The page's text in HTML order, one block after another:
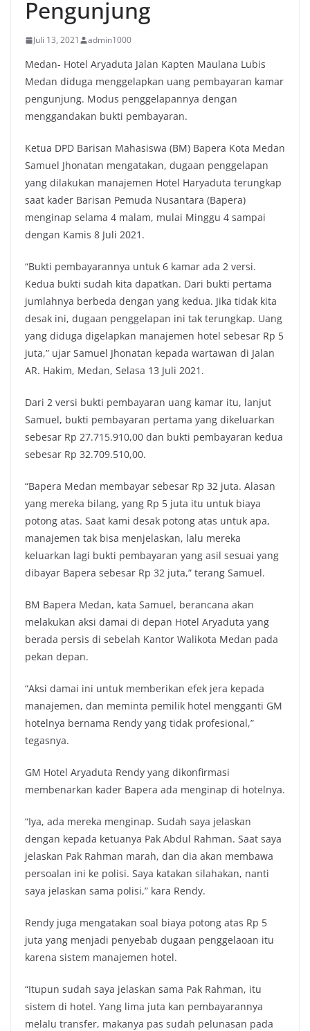
Pengunjung
Juli 13, 2021 admin1000
Medan- Hotel Aryaduta Jalan Kapten Maulana Lubis
Medan diduga menggelapkan uang pembayaran kamar
pengunjung. Modus penggelapannya dengan
menggandakan bukti pembayaran.
Ketua DPD Barisan Mahasiswa (BM) Bapera Kota Medan
Samuel Jhonatan mengatakan, dugaan penggelapan
yang dilakukan manajemen Hotel Haryaduta terungkap
saat kader Barisan Pemuda Nusantara (Bapera)
menginap selama 4 malam, mulai Minggu 4 sampai
dengan Kamis 8 Juli 2021.
“Bukti pembayarannya untuk 6 kamar ada 2 versi.
Kedua bukti sudah kita dapatkan. Dari bukti pertama
jumlahnya berbeda dengan yang kedua. Jika tidak kita
desak ini, dugaan penggelapan ini tak terungkap. Uang
yang diduga digelapkan manajemen hotel sebesar Rp 5
juta,” ujar Samuel Jhonatan kepada wartawan di Jalan
AR. Hakim, Medan, Selasa 13 Juli 2021.
Dari 2 versi bukti pembayaran uang kamar itu, lanjut
Samuel, bukti pembayaran pertama yang dikeluarkan
sebesar Rp 27.715.910,00 dan bukti pembayaran kedua
sebesar Rp 32.709.510,00.
“Bapera Medan membayar sebesar Rp 32 juta. Alasan
yang mereka bilang, yang Rp 5 juta itu untuk biaya
potong atas. Saat kami desak potong atas untuk apa,
manajemen tak bisa menjelaskan, lalu mereka
keluarkan lagi bukti pembayaran yang asil sesuai yang
dibayar Bapera sebesar Rp 32 juta,” terang Samuel.
BM Bapera Medan, kata Samuel, berancana akan
melakukan aksi damai di depan Hotel Aryaduta yang
berada persis di sebelah Kantor Walikota Medan pada
pekan depan.
“Aksi damai ini untuk memberikan efek jera kepada
manajemen, dan meminta pemilik hotel mengganti GM
hotelnya bernama Rendy yang tidak profesional,”
tegasnya.
GM Hotel Aryaduta Rendy yang dikonfirmasi
membenarkan kader Bapera ada menginap di hotelnya.
“Iya, ada mereka menginap. Sudah saya jelaskan
dengan kepada ketuanya Pak Abdul Rahman. Saat saya
jelaskan Pak Rahman marah, dan dia akan membawa
persoalan ini ke polisi. Saya katakan silahakan, nanti
saya jelaskan sama polisi,” kara Rendy.
Rendy juga mengatakan soal biaya potong atas Rp 5
juta yang menjadi penyebab dugaan penggelaoan itu
karena sistem manajemen hotel.
“Itupun sudah saya jelaskan sama Pak Rahman, itu
sistem di hotel. Yang lima juta kan pembayarannya
melalu transfer, makanya pas sudah pelunasan pada